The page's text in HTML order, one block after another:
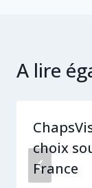
A lire
choix
France